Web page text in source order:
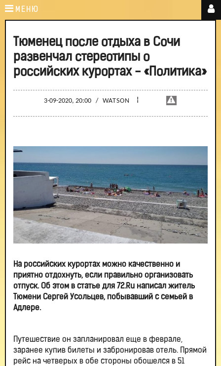
МЕНЮ
Тюменец после отдыха в Сочи
развенчал стереотипы о
российских курортах - «Политика»
3-09-2020, 20:00 / WATSON ¦
На российских курортах можно качественно и
приятно отдохнуть, если правильно организовать
отпуск. Об этом в статье для 72.Ru написал житель
Тюмени Сергей Усольцев, побывавший с семьей в
Адлере.
Путешествие он запланировал еще в феврале,
заранее купив билеты и забронировав отель. Прямой
рейс на четверых в обе стороны обошелся в 51